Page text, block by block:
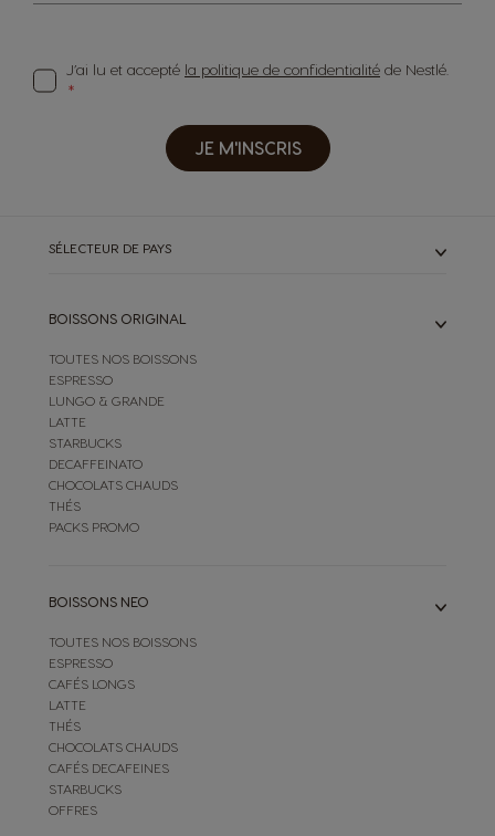
J’ai lu et accepté la politique de confidentialité de Nestlé.
JE M'INSCRIS
SÉLECTEUR DE PAYS
BOISSONS ORIGINAL
TOUTES NOS BOISSONS
ESPRESSO
LUNGO & GRANDE
LATTE
STARBUCKS
DECAFFEINATO
CHOCOLATS CHAUDS
THÉS
PACKS PROMO
BOISSONS NEO
TOUTES NOS BOISSONS
ESPRESSO
CAFÉS LONGS
LATTE
THÉS
CHOCOLATS CHAUDS
CAFÉS DECAFEINES
STARBUCKS
OFFRES